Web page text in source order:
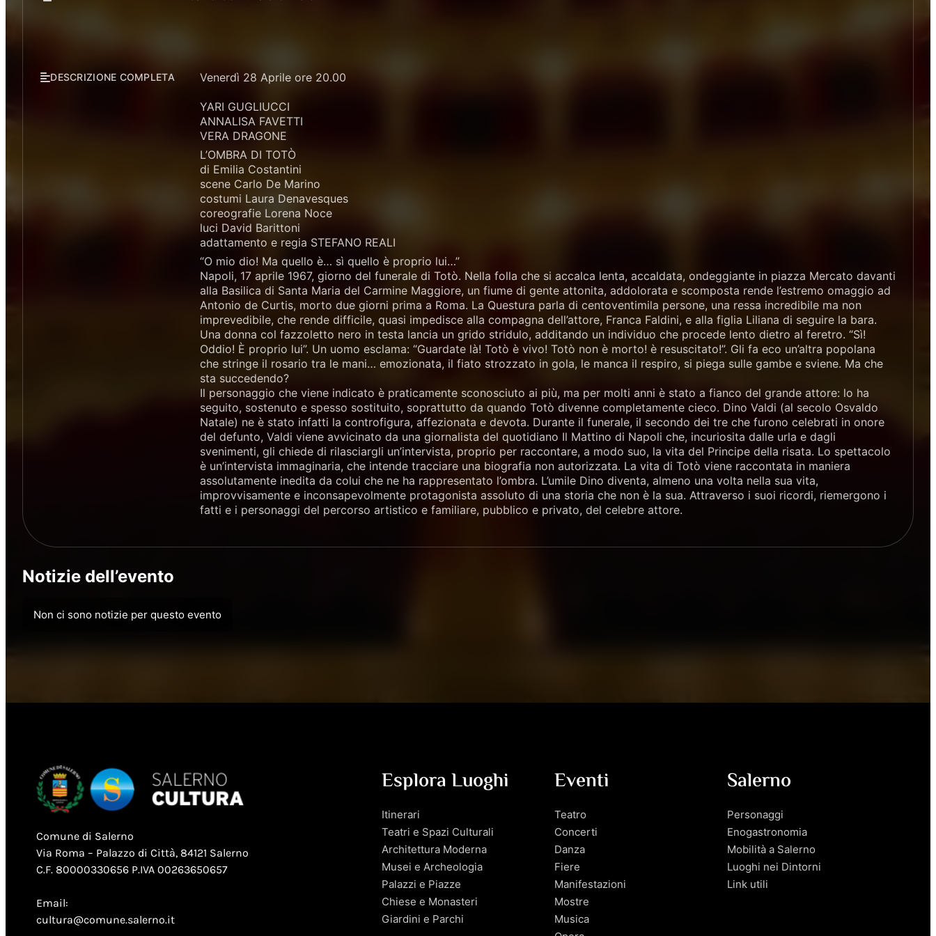
DESCRIZIONE COMPLETA Venerdì 28 Aprile ore 20.00
YARI GUGLIUCCI
ANNALISA FAVETTI
VERA DRAGONE
L’OMBRA DI TOTÒ
di Emilia Costantini
scene Carlo De Marino
costumi Laura Denavesques
coreografie Lorena Noce
luci David Barittoni
adattamento e regia STEFANO REALI
“O mio dio! Ma quello è… sì quello è proprio lui…”
Napoli, 17 aprile 1967, giorno del funerale di Totò. Nella folla che si accalca lenta, accaldata, ondeggiante in piazza Mercato davanti
alla Basilica di Santa Maria del Carmine Maggiore, un fiume di gente attonita, addolorata e scomposta rende l’estremo omaggio ad
Antonio de Curtis, morto due giorni prima a Roma. La Questura parla di centoventimila persone, una ressa incredibile ma non
imprevedibile, che rende difficile, quasi impedisce alla compagna dell’attore, Franca Faldini, e alla figlia Liliana di seguire la bara.
Una donna col fazzoletto nero in testa lancia un grido stridulo, additando un individuo che procede lento dietro al feretro. “Sì!
Oddio! È proprio lui”. Un uomo esclama: “Guardate là! Totò è vivo! Totò non è morto! è resuscitato!”. Gli fa eco un’altra popolana
che stringe il rosario tra le mani… emozionata, il fiato strozzato in gola, le manca il respiro, si piega sulle gambe e sviene. Ma che
sta succedendo?
Il personaggio che viene indicato è praticamente sconosciuto ai più, ma per molti anni è stato a fianco del grande attore: lo ha
seguito, sostenuto e spesso sostituito, soprattutto da quando Totò divenne completamente cieco. Dino Valdi (al secolo Osvaldo
Natale) ne è stato infatti la controfigura, affezionata e devota. Durante il funerale, il secondo dei tre che furono celebrati in onore
del defunto, Valdi viene avvicinato da una giornalista del quotidiano Il Mattino di Napoli che, incuriosita dalle urla e dagli
svenimenti, gli chiede di rilasciargli un’intervista, proprio per raccontare, a modo suo, la vita del Principe della risata. Lo spettacolo
è un’intervista immaginaria, che intende tracciare una biografia non autorizzata. La vita di Totò viene raccontata in maniera
assolutamente inedita da colui che ne ha rappresentato l’ombra. L’umile Dino diventa, almeno una volta nella sua vita,
improvvisamente e inconsapevolmente protagonista assoluto di una storia che non è la sua. Attraverso i suoi ricordi, riemergono i
fatti e i personaggi del percorso artistico e familiare, pubblico e privato, del celebre attore.
Notizie dell’evento
Non ci sono notizie per questo evento
Comune di Salerno
Via Roma – Palazzo di Città, 84121 Salerno
C.F. 80000330656 P.IVA 00263650657
Email:
cultura@comune.salerno.it
Esplora Luoghi
Itinerari
Teatri e Spazi Culturali
Architettura Moderna
Musei e Archeologia
Palazzi e Piazze
Chiese e Monasteri
Giardini e Parchi
Eventi
Teatro
Concerti
Danza
Fiere
Manifestazioni
Mostre
Musica
Salerno
Personaggi
Enogastronomia
Mobilità a Salerno
Luoghi nei Dintorni
Link utili